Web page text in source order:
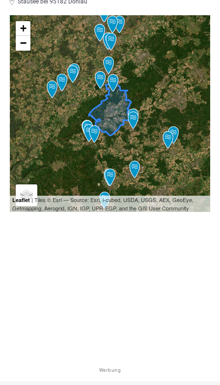
Stausee bei 95182 Döhlau
+
−
Leaflet| Tiles © Esri — Source: Esri, i-cubed, USDA, USGS, AEX, GeoEye,
Getmapping, Aerogrid, IGN, IGP, UPR-EGP, and the GIS User Community
Werbung